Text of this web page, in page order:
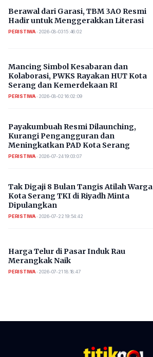
Berawal dari Garasi, TBM 3AO Resmi
Hadir untuk Menggerakkan Literasi
PERISTIWA• 2026-08-03 15:46:02
Mancing Simbol Kesabaran dan
Kolaborasi, PWKS Rayakan HUT Kota
Serang dan Kemerdekaan RI
PERISTIWA• 2026-08-02 16:02:09
Payakumbuah Resmi Dilaunching,
Kurangi Pengangguran dan
Meningkatkan PAD Kota Serang
PERISTIWA• 2026-07-24 19:03:07
​Tak Digaji 8 Bulan Tangis Atilah Warga
Kota Serang TKI di Riyadh Minta
Dipulangkan
PERISTIWA• 2026-07-22 19:54:42
Harga Telur di Pasar Induk Rau
Merangkak Naik
PERISTIWA• 2026-07-21 18:18:47